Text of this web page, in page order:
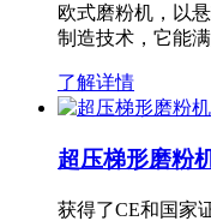
欧式磨粉机，以
制造技术，它能
了解详情
超压梯形磨粉
获得了CE和国家